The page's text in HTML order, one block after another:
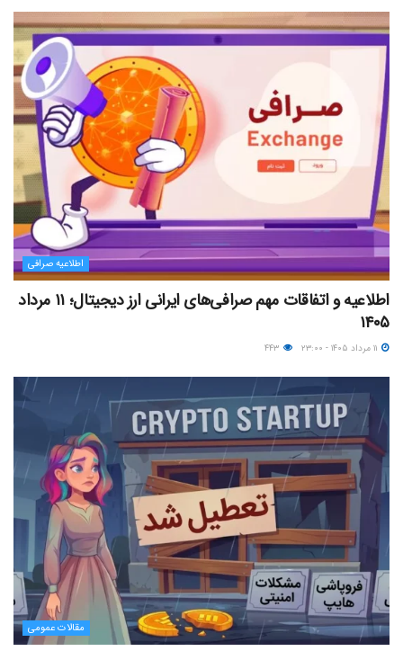
اطلاعیه صرافی
اطلاعیه و اتفاقات مهم صرافی‌های ایرانی ارز دیجیتال؛ ۱۱ مرداد
۱۴۰۵
مقالات عمومی